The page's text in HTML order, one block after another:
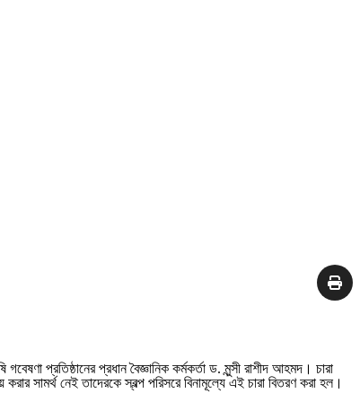
প্রতিষ্ঠানের প্রধান বৈজ্ঞানিক কর্মকর্তা ড. মুন্সী রাশীদ আহমদ। চারা
সামর্থ নেই তাদেরকে স্বল্প পরিসরে বিনামূল্যে এই চারা বিতরণ করা হল।